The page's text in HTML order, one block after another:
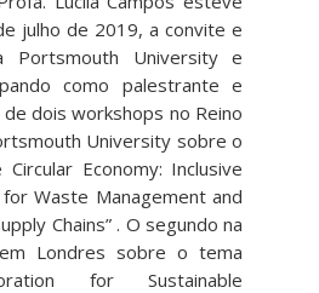
julho de 2019, a convite e
Portsmouth University e
como palestrante e
dois workshops no Reino
University sobre o
Circular Economy: Inclusive
Waste Management and
Chains” . O segundo na
Londres sobre o tema
for Sustainable